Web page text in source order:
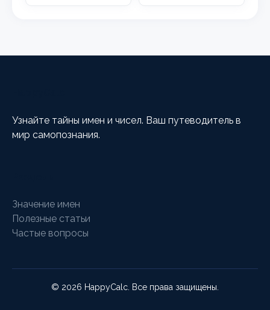
Узнайте тайны имен и чисел. Ваш путеводитель в
мир самопознания.
Значение имен
Полезные статьи
Частые вопросы
© 2026 HappyCalc. Все права защищены.